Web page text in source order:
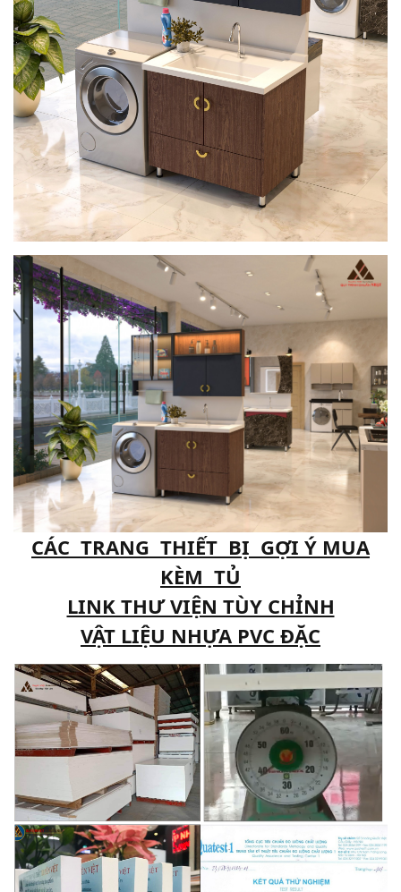
CÁC TRANG THIẾT BỊ GỢI Ý MUA
KÈM TỦ
LINK THƯ VIỆN TÙY CHỈNH
VẬT LIỆU NHỰA PVC ĐẶC